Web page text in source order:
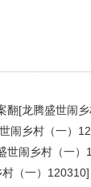
翻[龙腾盛世闹
闹乡村（一）
世闹乡村（一）
（一）120310]